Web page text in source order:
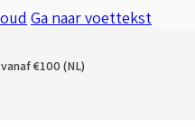
Ga naar voettekst
€100 (NL)